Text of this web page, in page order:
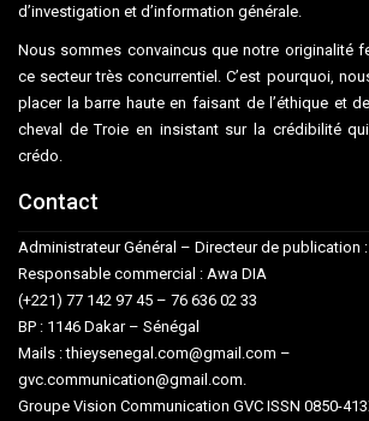
d’investigation et d’information générale.
Nous sommes convaincus que notre originalité
ce secteur très concurrentiel. C’est pourquoi,
placer la barre haute en faisant de l’éthique et
cheval de Troie en insistant sur la crédibilité
crédo.
Contact
Administrateur Général – Directeur de publication
Responsable commercial : Awa DIA
(+221) 77 142 97 45 – 76 636 02 33
BP : 1146 Dakar – Sénégal
Mails : thieysenegal.com@gmail.com –
gvc.communication@gmail.com.
Groupe Vision Communication GVC ISSN 0850-